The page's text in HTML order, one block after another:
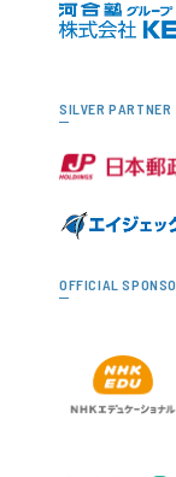
SILVER PARTNER
OFFICIAL